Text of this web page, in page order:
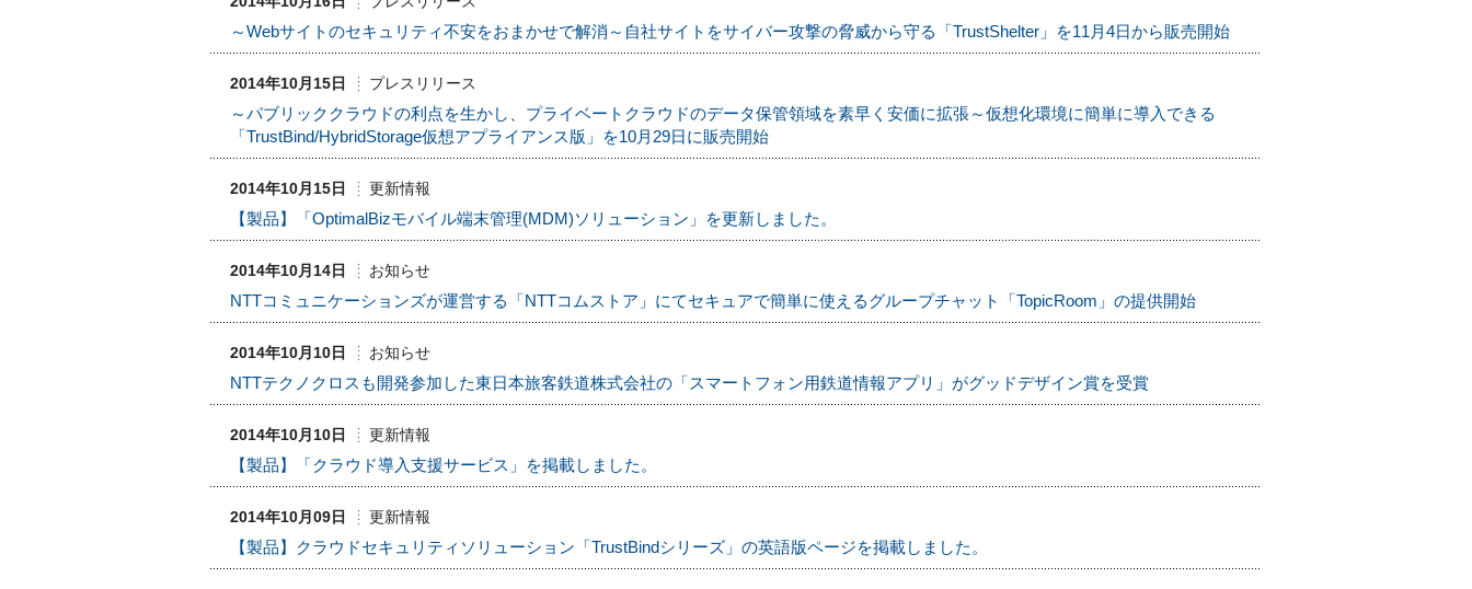
～Webサイトのセキュリティ不安をおまかせで解消～自社サイトをサイバー攻撃の脅威から守る「TrustShelter」を11月4日から販売開始
2014年10月15日 プレスリリース
～パブリッククラウドの利点を生かし、プライベートクラウドのデータ保管領域を素早く安価に拡張～仮想化環境に簡単に導入できる
「TrustBind/HybridStorage仮想アプライアンス版」を10月29日に販売開始
2014年10月15日 更新情報
【製品】「OptimalBizモバイル端末管理(MDM)ソリューション」を更新しました。
2014年10月14日 お知らせ
NTTコミュニケーションズが運営する「NTTコムストア」にてセキュアで簡単に使えるグループチャット「TopicRoom」の提供開始
2014年10月10日 お知らせ
NTTテクノクロスも開発参加した東日本旅客鉄道株式会社の「スマートフォン用鉄道情報アプリ」がグッドデザイン賞を受賞
2014年10月10日 更新情報
【製品】「クラウド導入支援サービス」を掲載しました。
2014年10月09日 更新情報
【製品】クラウドセキュリティソリューション「TrustBindシリーズ」の英語版ページを掲載しました。